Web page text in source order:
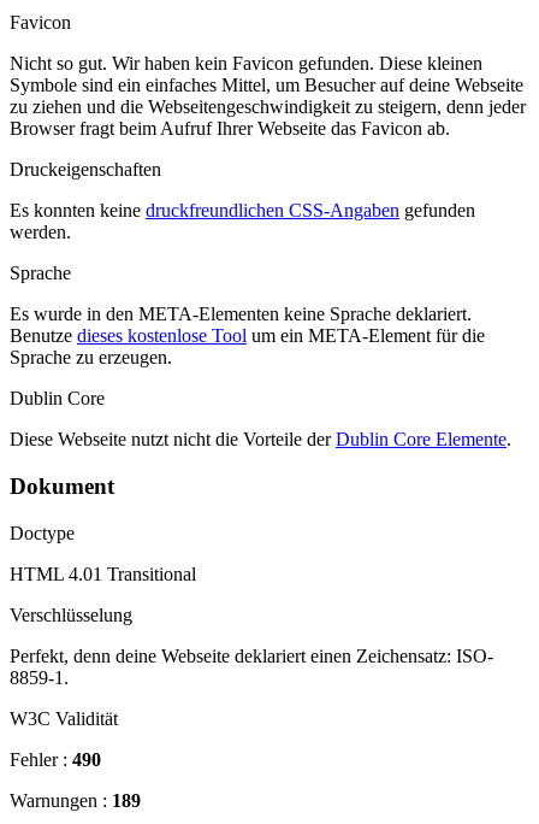
Favicon
Nicht so gut. Wir haben kein Favicon gefunden. Diese kleinen
Symbole sind ein einfaches Mittel, um Besucher auf deine Webseite
zu ziehen und die Webseitengeschwindigkeit zu steigern, denn jeder
Browser fragt beim Aufruf Ihrer Webseite das Favicon ab.
Druckeigenschaften
Es konnten keine druckfreundlichen CSS-Angaben gefunden
werden.
Sprache
Es wurde in den META-Elementen keine Sprache deklariert.
Benutze dieses kostenlose Tool um ein META-Element für die
Sprache zu erzeugen.
Dublin Core
Diese Webseite nutzt nicht die Vorteile derDublin Core Elemente.
Dokument
Doctype
HTML 4.01 Transitional
Verschlüsselung
Perfekt, denn deine Webseite deklariert einen Zeichensatz: ISO-
8859-1.
W3C Validität
Fehler : 490
Warnungen : 189